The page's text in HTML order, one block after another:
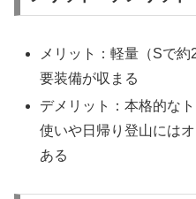
メリット：軽量（Sで
要装備が収まる
デメリット：本格的な
使いや日帰り登山には
ある